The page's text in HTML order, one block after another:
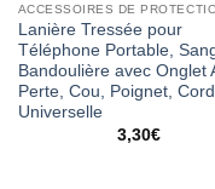
Lanière Tressée pour
Téléphone Portable,
Bandoulière avec Onglet
Perte, Cou, Poignet,
Universelle
3,30€